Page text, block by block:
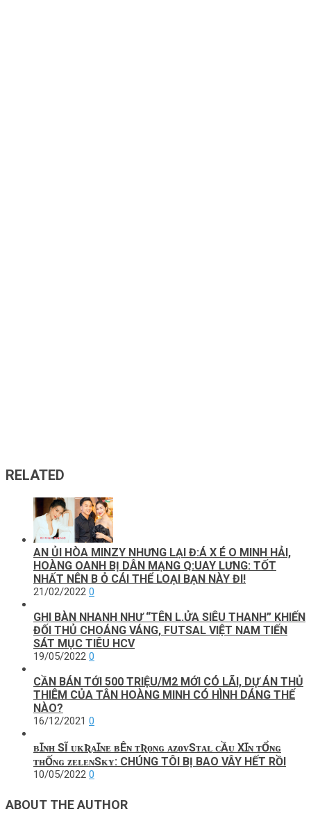
RELATED
AN ỦI HÒA MINZY NHƯNG LẠI Đ:Á X É O MINH HẢI,
HOÀNG OANH BỊ DÂN MẠNG Q:UAY LƯNG: TỐT
NHẤT NÊN B Ỏ CÁI THỂ LOẠI BẠN NÀY ĐI!
21/02/2022 0
GHI BÀN NHANH NHƯ “TÊN L.ỬA SIÊU THANH” KHIẾN
ĐỐI THỦ CHOÁNG VÁNG, FUTSAL VIỆT NAM TIẾN
SÁT MỤC TIÊU HCV
19/05/2022 0
CẦN BÁN TỚI 500 TRIỆU/M2 MỚI CÓ LÃI, DỰ ÁN THỦ
THIÊM CỦA TÂN HOÀNG MINH CÓ HÌNH DÁNG THẾ
NÀO?
16/12/2021 0
ʙꞮɴʜ SĨ ᴜᴋƦᴀꞮɴᴇ ʙÊɴ ᴛƦᴏɴɢ ᴀᴢᴏᴠSᴛᴀʟ ᴄẦᴜ XꞮɴ ᴛỔɴɢ
ᴛʜỐɴɢ ᴢᴇʟᴇɴSᴋʏ: CHÚNG TÔI BỊ BAO VÂY HẾT RỒI
10/05/2022 0
ABOUT THE AUTHOR